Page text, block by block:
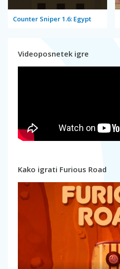
Counter Sniper 1.6: Egypt
Videoposnetek igre
Kako igrati Furious Road